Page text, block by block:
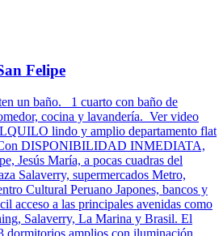
Felipe
un baño. 1 cuarto con baño de
cocina y lavandería. Ver video
lindo y amplio departamento flat
Con DISPONIBILIDAD INMEDIATA,
Jesús María, a pocas cuadras del
Salaverry, supermercados Metro,
Cultural Peruano Japones, bancos y
acceso a las principales avenidas como
Salaverry, La Marina y Brasil. El
dormitorios amplios con iluminación